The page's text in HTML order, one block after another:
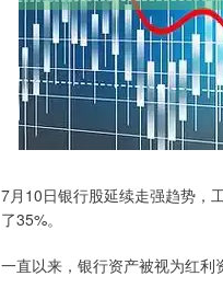
7月10日银行股延续走强趋势，
了35%。
一直以来，银行资产被视为红利